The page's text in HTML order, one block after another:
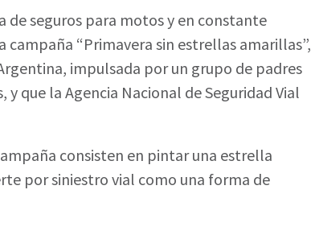
de seguros para motos y en constante
“Primavera sin estrellas amarillas”,
impulsada por un grupo de padres
y que la Agencia Nacional de Seguridad Vial
consisten en pintar una estrella
por siniestro vial como una forma de